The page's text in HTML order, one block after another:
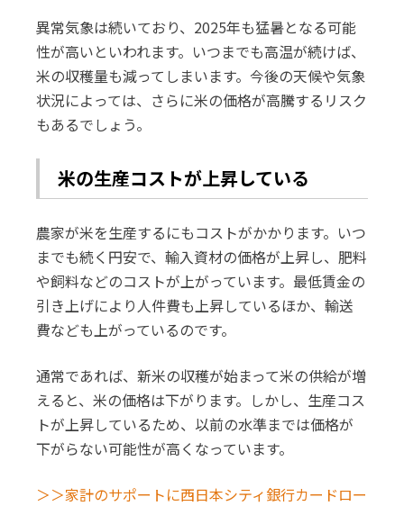
異常気象は続いており、2025年も猛暑となる可能
性が高いといわれます。いつまでも高温が続けば、
米の収穫量も減ってしまいます。今後の天候や気象
状況によっては、さらに米の価格が高騰するリスク
もあるでしょう。
米の生産コストが上昇している
農家が米を生産するにもコストがかかります。いつ
までも続く円安で、輸入資材の価格が上昇し、肥料
や飼料などのコストが上がっています。最低賃金の
引き上げにより人件費も上昇しているほか、輸送
費なども上がっているのです。
通常であれば、新米の収穫が始まって米の供給が増
えると、米の価格は下がります。しかし、生産コス
トが上昇しているため、以前の水準までは価格が
下がらない可能性が高くなっています。
＞＞家計のサポートに西日本シティ銀行カードロー